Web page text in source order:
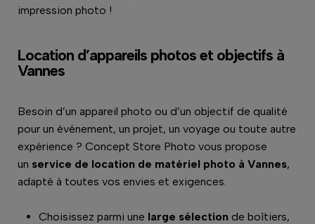
impression photo !
Location d’appareils photos et objectifs à
Vannes
Besoin d’un appareil photo ou d’un objectif de qualité
pour un événement, un projet, un voyage ou toute autre
expérience ? Concept Store Photo vous propose
un service de location de matériel photo à Vannes,
adapté à toutes vos envies et exigences.
Choisissez parmi une large sélection de boîtiers,